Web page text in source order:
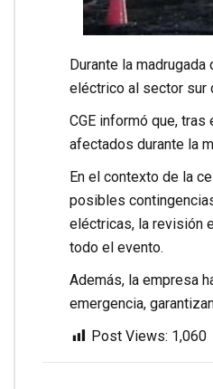
Durante la
eléctrico al sector sur
CGE informó que,
afectados durante la
En el contexto de la
posibles
eléctricas, la revisión
todo el evento.
Además, la empresa
emergencia,
Post Views: 1,060